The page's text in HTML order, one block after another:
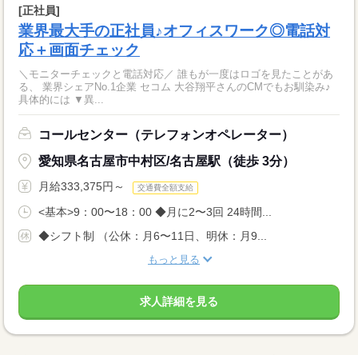
[正社員]
業界最大手の正社員♪オフィスワーク◎電話対
応＋画面チェック
＼モニターチェックと電話対応／ 誰もが一度はロゴを見たことがあ
る、 業界シェアNo.1企業 セコム 大谷翔平さんのCMでもお馴染み♪
具体的には ▼異...
コールセンター（テレフォンオペレーター）
愛知県名古屋市中村区/名古屋駅（徒歩 3分）
月給333,375円～ 交通費全額支給
<基本>9：00〜18：00 ◆月に2〜3回 24時間...
◆シフト制 （公休：月6〜11日、明休：月9...
もっと見る
求人詳細を見る